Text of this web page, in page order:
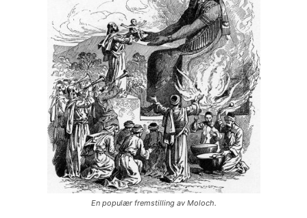
En populær fremstilling av Moloch.